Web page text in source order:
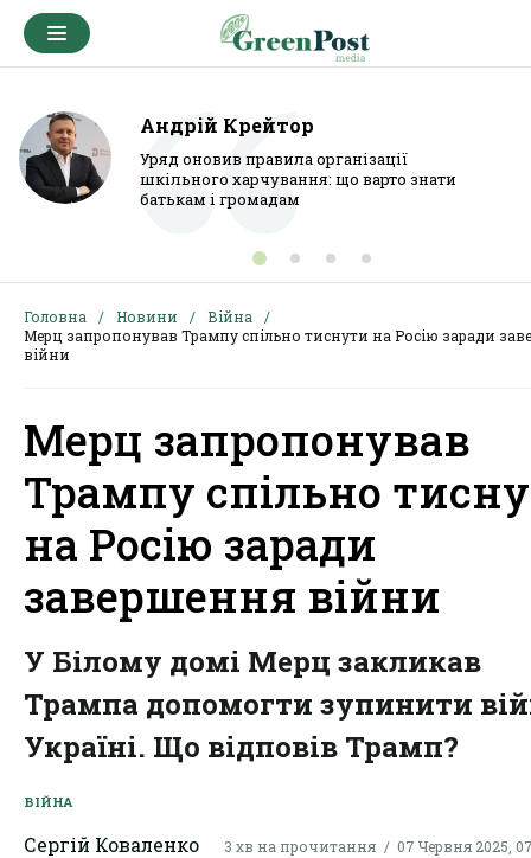
Андрій Крейтор
Уряд оновив правила організації
шкільного харчування: що варто знати
батькам і громадам
Головна Новини
Війна
Мерц запропонував Трампу спільно тиснути на Росію заради
війни
Мерц запропонував
Трампу спільно
на Росію заради
завершення війни
У Білому домі Мерц закликав
Трампа допомогти зупинити
Україні. Що відповів Трамп?
ВІЙНА
Сергій Коваленко 3 хв на прочитання 07 Червня 2025,